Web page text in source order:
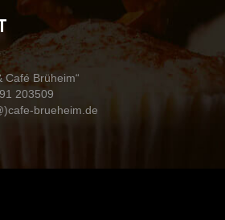
Café Brüheim“
203509
brueheim.de